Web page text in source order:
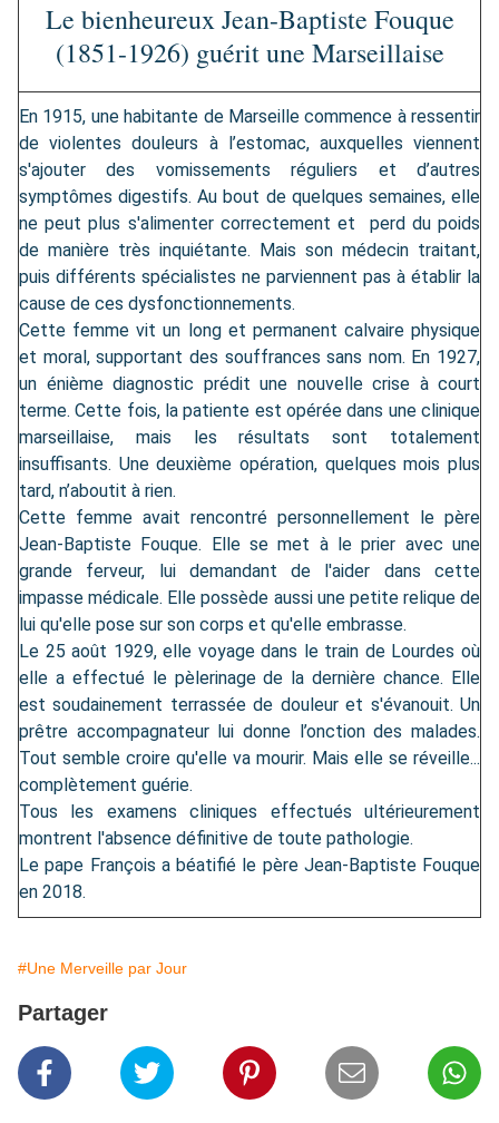
Le bienheureux Jean-Baptiste Fouque
(1851-1926) guérit une Marseillaise
En 1915, une habitante de Marseille commence à ressentir
de violentes douleurs à l’estomac, auxquelles viennent
s'ajouter des vomissements réguliers et d’autres
symptômes digestifs. Au bout de quelques semaines, elle
ne peut plus s'alimenter correctement et perd du poids
de manière très inquiétante. Mais son médecin traitant,
puis différents spécialistes ne parviennent pas à établir la
cause de ces dysfonctionnements.
Cette femme vit un long et permanent calvaire physique
et moral, supportant des souffrances sans nom. En 1927,
un énième diagnostic prédit une nouvelle crise à court
terme. Cette fois, la patiente est opérée dans une clinique
marseillaise, mais les résultats sont totalement
insuffisants. Une deuxième opération, quelques mois plus
tard, n’aboutit à rien.
Cette femme avait rencontré personnellement le père
Jean-Baptiste Fouque. Elle se met à le prier avec une
grande ferveur, lui demandant de l'aider dans cette
impasse médicale. Elle possède aussi une petite relique de
lui qu'elle pose sur son corps et qu'elle embrasse.
Le 25 août 1929, elle voyage dans le train de Lourdes où
elle a effectué le pèlerinage de la dernière chance. Elle
est soudainement terrassée de douleur et s'évanouit. Un
prêtre accompagnateur lui donne l’onction des malades.
Tout semble croire qu'elle va mourir. Mais elle se réveille...
complètement guérie.
Tous les examens cliniques effectués ultérieurement
montrent l'absence définitive de toute pathologie.
Le pape François a béatifié le père Jean-Baptiste Fouque
en 2018.
#Une Merveille par Jour
Partager